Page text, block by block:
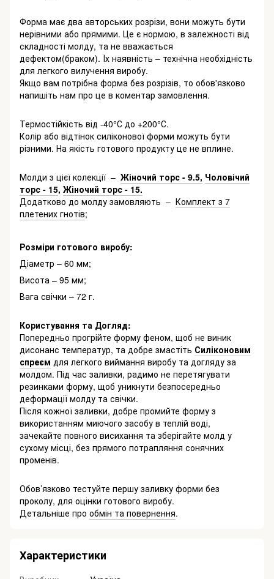
Форма має два авторських розрізи, вони можуть бути
нерівними або прямими. Це є нормою, в залежності від
складності молду, та не вважається
дефектом(браком). Їх наявність – технічна необхідність
для легкого вилучення виробу.
Якщо вам потрібна форма без розрізів, то обов'язково
напишіть нам про це в коментар замовлення.
Термостійкість від -40°С до +200°С.
Колір або відтінок силіконової форми можуть бути
різними. На якість готового продукту це не вплине.
Молди з цієї колекції – Жіночий торс - 9.5, Чоловічий
торс - 15, Жіночий торс - 15.
Додатково до молду замовляють – Комплект з 7
плетених гнотів;
Розміри готового виробу:
Діаметр – 60 мм;
Висота – 95 мм;
Вага свічки – 72 г.
Користування та Догляд:
Попередньо прогрійте форму феном, щоб не виник
дисонанс температур, та добре змастіть Силіконовим
спреєм для легкого виймання виробу та догляду за
молдом. Під час заливки, радимо не перетягувати
резинками форму, щоб уникнути безпосередньо
деформації молду та свічки.
Після кожної заливки, добре промийте форму з
використанням миючого засобу в теплій воді,
зачекайте повного висихання та зберігайте молд у
сухому місці, без прямого потрапляння сонячних
променів.
Обов’язково тестуйте першу заливку форми без
проколу, для оцінки готового виробу.
Детальніше про обмін та повернення.
Характеристики